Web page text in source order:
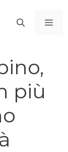
più